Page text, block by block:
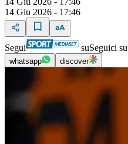
14 Giu 2026 - 17:46
Segui suSeguici su
whatsapp discover